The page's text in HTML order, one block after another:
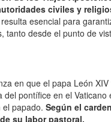
civiles y
esencial para
desde el punto de
en que el papa León
pontífice en el Vaticano
papado. Según el
su labor pastoral.